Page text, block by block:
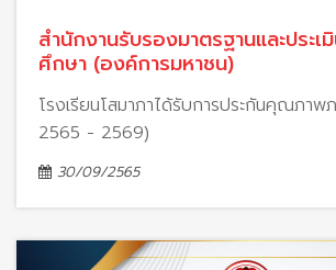
สำนักงานรับรองมาตรฐานและประ
ศึกษา (องค์การมหาชน)
โรงเรียนโสมาภาได้รับการประกันคุณภา
2565 - 2569)
30/09/2565